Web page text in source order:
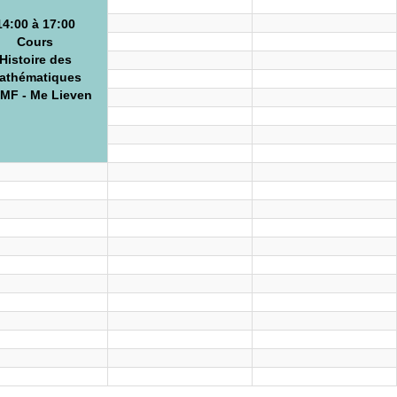
à 17:00
Cours
des
- Me Lieven